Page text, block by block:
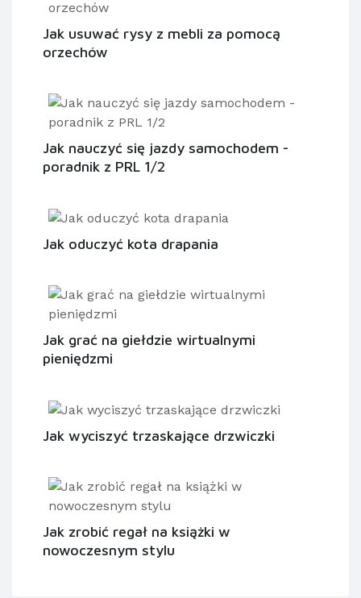
Jak usuwać rysy z mebli za pomocą
orzechów
Jak nauczyć się jazdy samochodem -
poradnik z PRL 1/2
Jak oduczyć kota drapania
Jak grać na giełdzie wirtualnymi
pieniędzmi
Jak wyciszyć trzaskające drzwiczki
Jak zrobić regał na książki w
nowoczesnym stylu